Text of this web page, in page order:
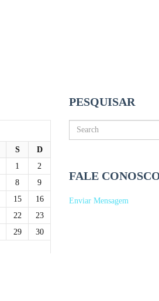
S
D
1
2
8
9
15
16
22
23
29
30
PESQUISAR
FALE
Enviar Mensagem